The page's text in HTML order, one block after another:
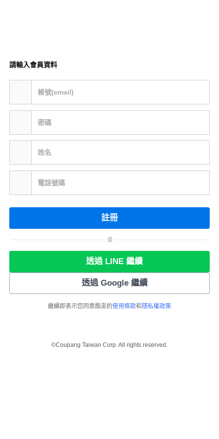
請輸入會員資料
帳號(email)
密碼
姓名
電話號碼
註冊
或
透過 LINE 繼續
透過 Google 繼續
繼續即表示您同意酷澎的使用條款和 隱私權政策
©Coupang Taiwan Corp. All rights reserved.